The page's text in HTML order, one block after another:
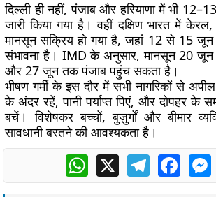
दिल्ली ही नहीं, पंजाब और हरियाणा में भी
जारी किया गया है। वहीं दक्षिण भारत में
मानसून सक्रिय हो गया है, जहां 12 से 15 जून
संभावना है। IMD के अनुसार, मानसून 20 जून
और 27 जून तक पंजाब पहुंच सकता है।
भीषण गर्मी के इस दौर में सभी नागरिकों से
के अंदर रहें, पानी पर्याप्त पिएं, और दोपहर के
बचें। विशेषकर बच्चों, बुज़ुर्गों और बीमार
सावधानी बरतने की आवश्यकता है।
WhatsApp
X Telegram